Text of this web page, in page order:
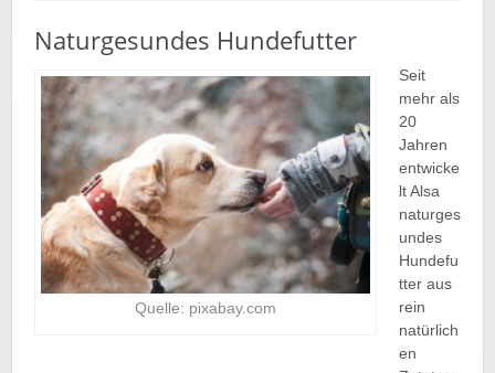
Naturgesundes Hundefutter
Quelle: pixabay.com
Seit
mehr als
20
Jahren
entwicke
lt Alsa
naturges
undes
Hundefu
tter aus
rein
natürlich
en